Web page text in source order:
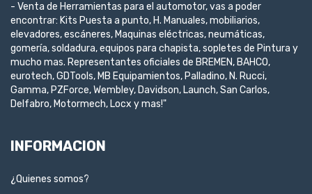
- Venta de Herramientas para el automotor, vas a poder
encontrar: Kits Puesta a punto, H. Manuales, mobiliarios,
elevadores, escáneres, Maquinas eléctricas, neumáticas,
gomería, soldadura, equipos para chapista, sopletes de Pintura y
mucho mas. Representantes oficiales de BREMEN, BAHCO,
eurotech, GDTools, MB Equipamientos, Palladino, N. Rucci,
Gamma, PZForce, Wembley, Davidson, Launch, San Carlos,
Delfabro, Motormech, Locx y mas!"
INFORMACION
¿Quienes somos?